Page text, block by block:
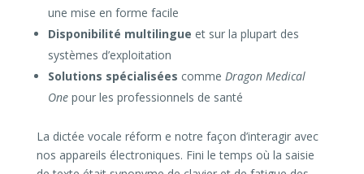
une mise en forme facile
Disponibilité multilingue et sur la plupart des
systèmes d’exploitation
Solutions spécialisées comme Dragon Medical
Onepour les professionnels de santé
La dictée vocale réform e notre façon d’interagir avec
nos appareils électroniques. Fini le temps où la saisie